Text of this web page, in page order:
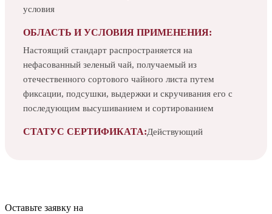
условия
ОБЛАСТЬ И УСЛОВИЯ ПРИМЕНЕНИЯ:
Настоящий стандарт распространяется на
нефасованный зеленый чай, получаемый из
отечественного сортового чайного листа путем
фиксации, подсушки, выдержки и скручивания его с
последующим высушиванием и сортированием
СТАТУС СЕРТИФИКАТА:Действующий
Оставьте заявку на